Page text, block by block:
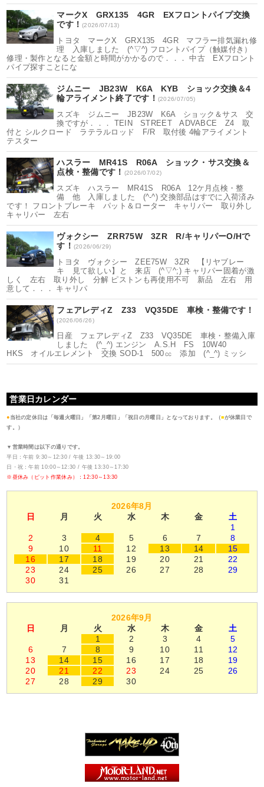
マークX GRX135 4GR EXフロントパイプ交換
です！(2026/07/13)
トヨタ マークX GRX135 4GR マフラー排気漏れ修
理 入庫しました (^▽^) フロントパイプ（触媒付き）
修理・製作となると金額と時間がかかるので．．． 中古 EXフロント
パイプ探すことにな
ジムニー JB23W K6A KYB ショック交換＆4
輪アライメント終了です！ (2026/07/05)
スズキ ジムニー JB23W K6A ショック＆サス 交
換ですが．．． TEIN STREET ADVABCE Z4 取
付と シルクロード ラテラルロッド F/R 取付後 4輪アライメント
テスター
ハスラー MR41S R06A ショック・サス交換＆
点検・整備です！ (2026/07/02)
スズキ ハスラー MR41S R06A 12ケ月点検・整
備 他 入庫しました (^-^) 交換部品はすでに入荷済み
です！ フロントブレーキ パット＆ローター キャリパー 取り外し
キャリパー 左右
ヴォクシー ZRR75W 3ZR R/キャリパーO/Hで
す！ (2026/06/29)
トヨタ ヴォクシー ZEE75W 3ZR 【リヤブレー
キ 見て欲しい】と 来店 (^▽^;) キャリパー固着が激
しく 左右 取り外し 分解 ピストンも再使用不可 新品 左右 用
意して．．． キャリパ
フェアレディZ Z33 VQ35DE 車検・整備です！
(2026/06/26)
日産 フェアレディZ Z33 VQ35DE 車検・整備入庫
しました (^_^) エンジン A.S.H FS 10W40
HKS オイルエレメント 交換 SOD-1 500㏄ 添加 (^_^) ミッシ
営業日カレンダー
● 当社の定休日は「毎週火曜日」「第2月曜日」「祝日の月曜日」となっております。（■が休業日で
す。）
▼営業時間は以下の通りです。
平日：午前 9:30～12:30 / 午後 13:30～19:00
日・祝：午前 10:00～12:30 / 午後 13:30～17:30
※昼休み（ピット作業休み）：12:30～13:30
2026年8月
日
月 火 水 木 金
土
1
2
3 4 5 6 7
8
9
10 11 12 13 14
15
16
17 18 19 20 21
22
23
24 25 26 27 28
29
30
31
2026年9月
日
月 火 水 木 金
土
1
2 3 4
5
6
7 8 9 10 11
12
13
14 15 16 17 18
19
20
21 22 23 24 25
26
27
28 29 30